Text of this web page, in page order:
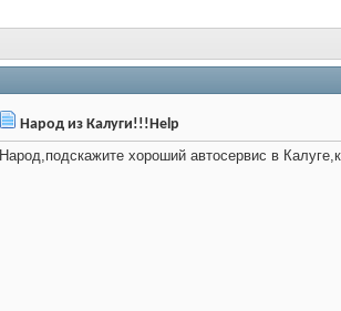
Народ из Калуги!!!Help
Народ,подскажите хороший автосервис в